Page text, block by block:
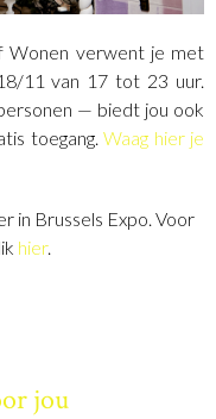
Wonen verwent je met
11 van 17 tot 23 uur.
— biedt jou ook
toegang. Waag hier je
in Brussels Expo. Voor
hier.
jou